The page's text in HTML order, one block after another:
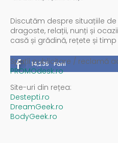
Discutăm despre situațiile
dragoste, relații, nunți și
casă și grădină, rețete și timp
14,235 Fani
Spații publicitare / reclamă
PROMOdesk.ro
Site-uri din rețea:
Destepti.ro
DreamGeek.ro
BodyGeek.ro